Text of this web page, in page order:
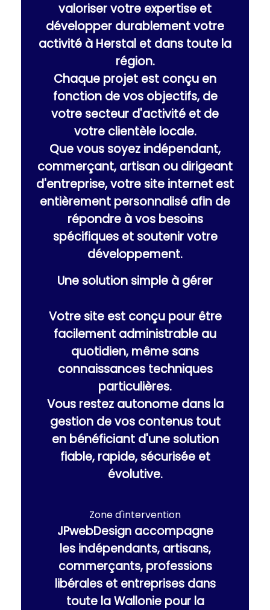
valoriser votre expertise et
développer durablement votre
activité à Herstal et dans toute la
région.
Chaque projet est conçu en
fonction de vos objectifs, de
votre secteur d'activité et de
votre clientèle locale.
Que vous soyez indépendant,
commerçant, artisan ou dirigeant
d'entreprise, votre site internet est
entièrement personnalisé afin de
répondre à vos besoins
spécifiques et soutenir votre
développement.
Une solution simple à gérer
Votre site est conçu pour être
facilement administrable au
quotidien, même sans
connaissances techniques
particulières.
Vous restez autonome dans la
gestion de vos contenus tout
en bénéficiant d'une solution
fiable, rapide, sécurisée et
évolutive.
Zone d'intervention
JPwebDesign accompagne
les indépendants, artisans,
commerçants, professions
libérales et entreprises dans
toute la Wallonie pour la